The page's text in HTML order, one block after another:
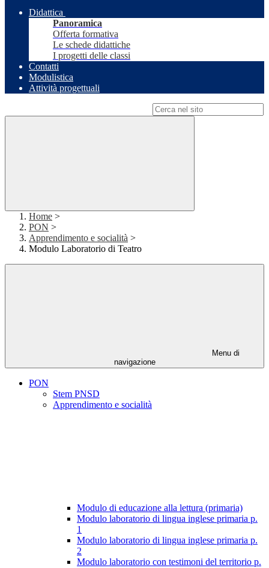
Didattica
Panoramica
Offerta formativa
Le schede didattiche
I progetti delle classi
Contatti
Modulistica
Attività progettuali
Home >
PON >
Apprendimento e socialità >
Modulo Laboratorio di Teatro
Menu di
navigazione
PON
Stem PNSD
Apprendimento e socialità
Modulo di educazione alla lettura (primaria)
Modulo laboratorio di lingua inglese primaria p.
1
Modulo laboratorio di lingua inglese primaria p.
2
Modulo laboratorio con testimoni del territorio p.